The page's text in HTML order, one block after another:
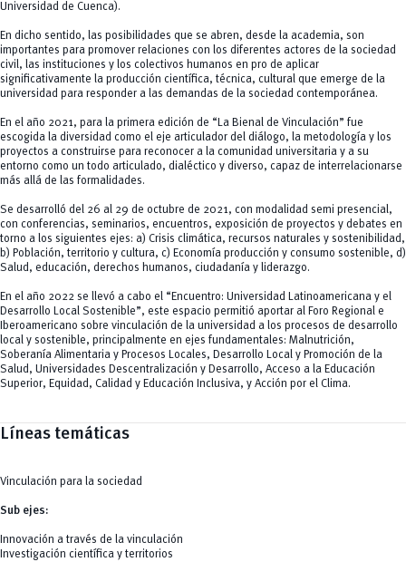
Universidad de Cuenca).
En dicho sentido, las posibilidades que se abren, desde la academia, son
importantes para promover relaciones con los diferentes actores de la sociedad
civil, las instituciones y los colectivos humanos en pro de aplicar
significativamente la producción científica, técnica, cultural que emerge de la
universidad para responder a las demandas de la sociedad contemporánea.
En el año 2021, para la primera edición de “La Bienal de Vinculación” fue
escogida la diversidad como el eje articulador del diálogo, la metodología y los
proyectos a construirse para reconocer a la comunidad universitaria y a su
entorno como un todo articulado, dialéctico y diverso, capaz de interrelacionarse
más allá de las formalidades.
Se desarrolló del 26 al 29 de octubre de 2021, con modalidad semi presencial,
con conferencias, seminarios, encuentros, exposición de proyectos y debates en
torno a los siguientes ejes: a) Crisis climática, recursos naturales y sostenibilidad,
b) Población, territorio y cultura, c) Economía producción y consumo sostenible, d)
Salud, educación, derechos humanos, ciudadanía y liderazgo.
En el año 2022 se llevó a cabo el “Encuentro: Universidad Latinoamericana y el
Desarrollo Local Sostenible”, este espacio permitió aportar al Foro Regional e
Iberoamericano sobre vinculación de la universidad a los procesos de desarrollo
local y sostenible, principalmente en ejes fundamentales: Malnutrición,
Soberanía Alimentaria y Procesos Locales, Desarrollo Local y Promoción de la
Salud, Universidades Descentralización y Desarrollo, Acceso a la Educación
Superior, Equidad, Calidad y Educación Inclusiva, y Acción por el Clima.
Líneas temáticas
Vinculación para la sociedad
Sub ejes:
Innovación a través de la vinculación
Investigación científica y territorios